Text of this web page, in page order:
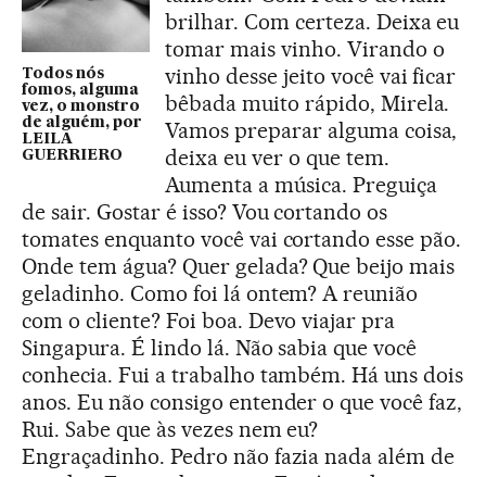
Todos nós
fomos, alguma
vez, o monstro
de alguém, por
LEILA
GUERRIERO
brilhar. Com certeza. Deixa eu
tomar mais vinho. Virando o
vinho desse jeito você vai ficar
bêbada muito rápido, Mirela.
Vamos preparar alguma coisa,
deixa eu ver o que tem.
Aumenta a música. Preguiça
de sair. Gostar é isso? Vou cortando os
tomates enquanto você vai cortando esse pão.
Onde tem água? Quer gelada? Que beijo mais
geladinho. Como foi lá ontem? A reunião
com o cliente? Foi boa. Devo viajar pra
Singapura. É lindo lá. Não sabia que você
conhecia. Fui a trabalho também. Há uns dois
anos. Eu não consigo entender o que você faz,
Rui. Sabe que às vezes nem eu?
Engraçadinho. Pedro não fazia nada além de